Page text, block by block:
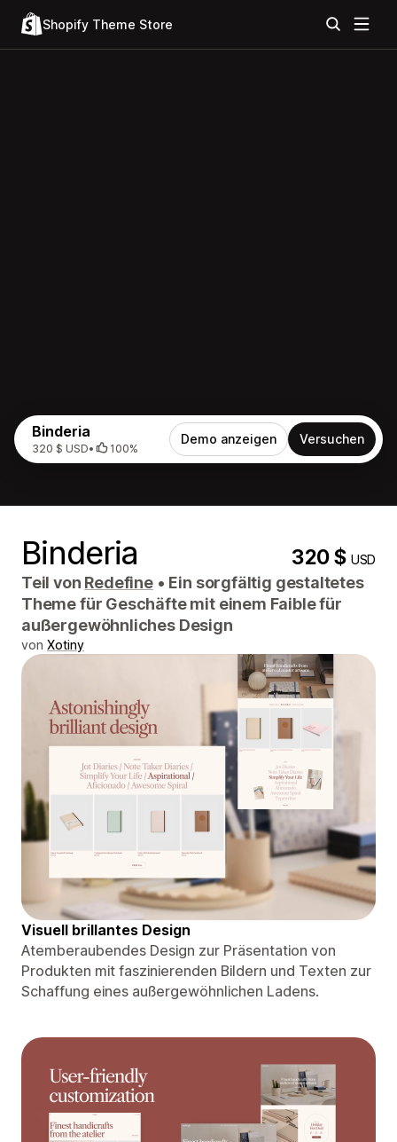
Shopify Theme Store
Binderia
320 $ USD• 100%
Demo anzeigen Versuchen
Binderia 320 $USD
Teil von Redefine • Ein sorgfältig gestaltetes
Theme für Geschäfte mit einem Faible für
außergewöhnliches Design
von Xotiny
Visuell brillantes Design
Atemberaubendes Design zur Präsentation von
Produkten mit faszinierenden Bildern und Texten zur
Schaffung eines außergewöhnlichen Ladens.